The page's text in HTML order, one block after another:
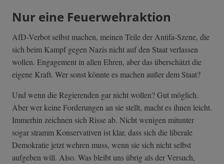
Nur eine Feuerwehraktion
AfD-Verbot selbst machen, meinen Teile der Antifa-Szene, die
sich beim Kampf gegen Nazis nicht auf den Staat verlassen
wollen. Engagement in allen Ehren, aber das überschätzt die
eigene Kraft. Wer sonst könnte es machen außer dem Staat?
Und wenn die Regierenden gar nicht wollen? Gut möglich.
Aber wer keine Forderungen an sie stellt, macht es ihnen leicht.
Immerhin zeichnen sich Risse ab. Nicht wenigen mitunter
sogar stramm Konservativen ist klar, dass sich die liberale
Demokratie jetzt wehren muss, wenn sie sich nicht selbst
aufgeben will. Also. Was bleibt uns übrig als der Versuch,